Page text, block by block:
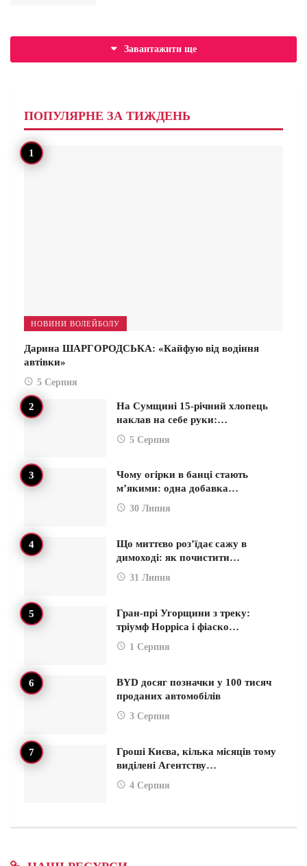
Завантажити ще
ПОПУЛЯРНЕ ЗА ТИЖДЕНЬ
НОВИНИ ВОЛЕЙБОЛУ
Дарина ШАРГОРОДСЬКА: «Кайфую від водіння
автівки»
5 Серпня
На Сумщині 15-річний хлопець
наклав на себе руки:…
5 Серпня
Чому огірки в банці стають
м’якими: одна добавка…
30 Липня
Що миттєво роз’їдає сажу в
димоході: як почистити…
31 Липня
Гран-прі Угорщини з треку:
тріумф Норріса і фіаско…
1 Серпня
BYD досяг позначки у 100 тисяч
проданих автомобілів
3 Серпня
Гроші Києва, кілька місяців тому
виділені Агентству…
4 Серпня